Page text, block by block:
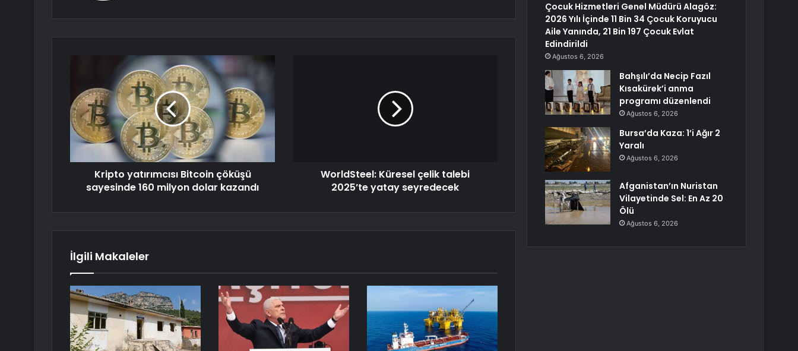
Kripto yatırımcısı Bitcoin çöküşü
sayesinde 160 milyon dolar kazandı
WorldSteel: Küresel çelik talebi
2025’te yatay seyredecek
İlgili Makaleler
Çocuk Hizmetleri Genel Müdürü Alagöz:
2026 Yılı İçinde 11 Bin 34 Çocuk Koruyucu
Aile Yanında, 21 Bin 197 Çocuk Evlat
Edindirildi
Ağustos 6, 2026
Bahşılı’da Necip Fazıl
Kısakürek’i anma
programı düzenlendi
Ağustos 6, 2026
Bursa’da Kaza: 1’i Ağır 2
Yaralı
Ağustos 6, 2026
Afganistan’ın Nuristan
Vilayetinde Sel: En Az 20
Ölü
Ağustos 6, 2026